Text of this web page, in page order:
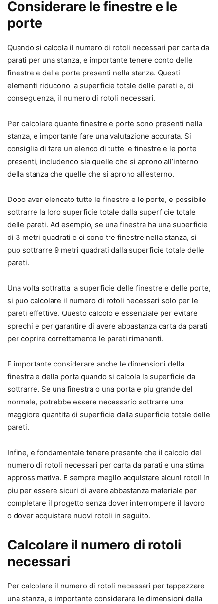
Considerare le finestre e le
porte
Quando si calcola il numero di rotoli necessari per carta da
parati per una stanza, e importante tenere conto delle
finestre e delle porte presenti nella stanza. Questi
elementi riducono la superficie totale delle pareti e, di
conseguenza, il numero di rotoli necessari.
Per calcolare quante finestre e porte sono presenti nella
stanza, e importante fare una valutazione accurata. Si
consiglia di fare un elenco di tutte le finestre e le porte
presenti, includendo sia quelle che si aprono all’interno
della stanza che quelle che si aprono all’esterno.
Dopo aver elencato tutte le finestre e le porte, e possibile
sottrarre la loro superficie totale dalla superficie totale
delle pareti. Ad esempio, se una finestra ha una superficie
di 3 metri quadrati e ci sono tre finestre nella stanza, si
puo sottrarre 9 metri quadrati dalla superficie totale delle
pareti.
Una volta sottratta la superficie delle finestre e delle porte,
si puo calcolare il numero di rotoli necessari solo per le
pareti effettive. Questo calcolo e essenziale per evitare
sprechi e per garantire di avere abbastanza carta da parati
per coprire correttamente le pareti rimanenti.
E importante considerare anche le dimensioni della
finestra e della porta quando si calcola la superficie da
sottrarre. Se una finestra o una porta e piu grande del
normale, potrebbe essere necessario sottrarre una
maggiore quantita di superficie dalla superficie totale delle
pareti.
Infine, e fondamentale tenere presente che il calcolo del
numero di rotoli necessari per carta da parati e una stima
approssimativa. E sempre meglio acquistare alcuni rotoli in
piu per essere sicuri di avere abbastanza materiale per
completare il progetto senza dover interrompere il lavoro
o dover acquistare nuovi rotoli in seguito.
Calcolare il numero di rotoli
necessari
Per calcolare il numero di rotoli necessari per tappezzare
una stanza, e importante considerare le dimensioni della